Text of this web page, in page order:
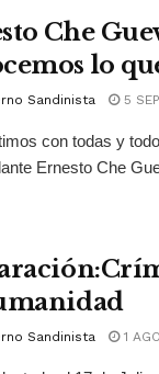
Che
lo
Sandinista 5
con todas y
Ernesto Che
Sandinista 1